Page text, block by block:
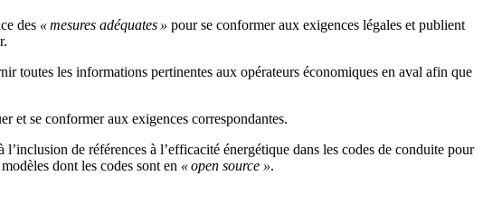
des « mesures adéquates » pour se conformer aux exigences légales et publient
toutes les informations pertinentes aux opérateurs économiques en aval afin que
et se conformer aux exigences correspondantes.
de références à l’efficacité énergétique dans les codes de conduite pour
dont les codes sont en « open source ».